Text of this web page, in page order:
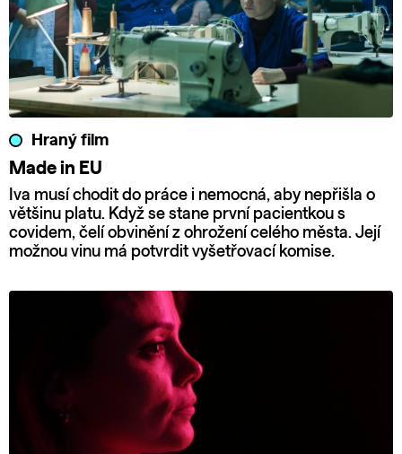
Hraný film
Made in EU
Iva musí chodit do práce i nemocná, aby nepřišla o
většinu platu. Když se stane první pacientkou s
covidem, čelí obvinění z ohrožení celého města. Její
možnou vinu má potvrdit vyšetřovací komise.